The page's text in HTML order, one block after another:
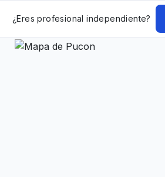
¿Eres profesional independiente?